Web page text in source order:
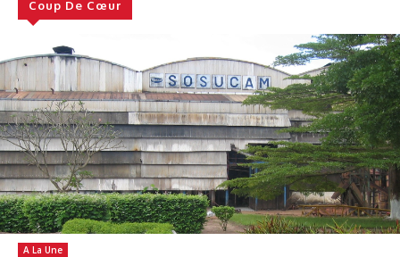
Coup De Cœur
A La Une